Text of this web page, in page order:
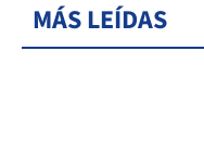
MÁS LEÍDAS